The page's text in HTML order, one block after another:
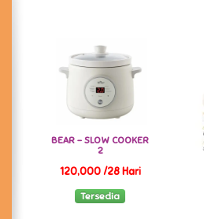
BEAR - SLOW COOKER
2
120,000 /28 Hari
Tersedia